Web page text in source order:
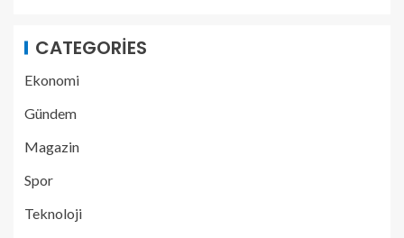
CATEGORIES
Ekonomi
Gündem
Magazin
Spor
Teknoloji